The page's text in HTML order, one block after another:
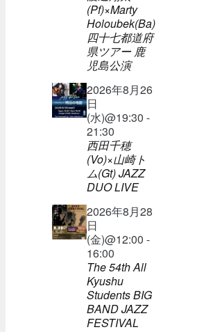
(Pf)×Marty
Holoubek(Ba)
四十七都道府
県ツアー 鹿
児島公演
2026年8月26
日
(水)@19:30 -
21:30
西田千穂
(Vo)×山崎ト
ム(Gt) JAZZ
DUO LIVE
2026年8月28
日
(金)@12:00 -
16:00
The 54th All
Kyushu
Students BIG
BAND JAZZ
FESTIVAL